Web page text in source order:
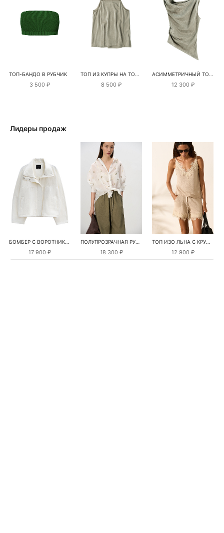
ТОП-БАНДО В РУБЧИК
3 500 ₽
ТОП ИЗ КУПРЫ НА ТОНКИХ БРЕТЕЛЬКАХ
8 500 ₽
АСИММЕТРИЧНЫЙ ТОП ИЗ КУПРЫ
12 300 ₽
Лидеры продаж
БОМБЕР С ВОРОТНИКОМ-СТОЙКОЙ
17 900 ₽
ПОЛУПРОЗРАЧНАЯ РУБАШКА С РОМАШКАМИ
18 300 ₽
ТОП ИЗО ЛЬНА С КРУЖЕВОМ
12 900 ₽